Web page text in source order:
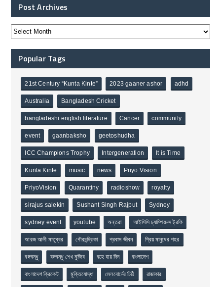
Post Archives
Popular Tags
21st Century “Kunta Kinte” 2023 gaaner ashor adhd
Australia Bangladesh Cricket
bangladeshi english literature Cancer community
event gaanbaksho geetoshudha
ICC Champions Trophy Intergeneration It is Time
Kunta Kinte music news Priyo Vision
PriyoVision Quarantiny radioshow royalty
sirajus salekin Sushant Singh Rajput Sydney
sydney event youtube অন্তরা আইসিসি চ্যাম্পিয়নস ট্রফি
আরজ আলী মাতুব্বর গৌরচন্দ্রিকা প্রবাস জীবন প্রিয় মানুষের শহর
বঙ্গবন্ধু বঙ্গবন্ধু শেখ মুজিব বহে যায় দিন বাংলাদেশ
বাংলাদেশ ক্রিকেট মুক্তিযোদ্ধা মেলবোর্নের চিঠি রাজাকার